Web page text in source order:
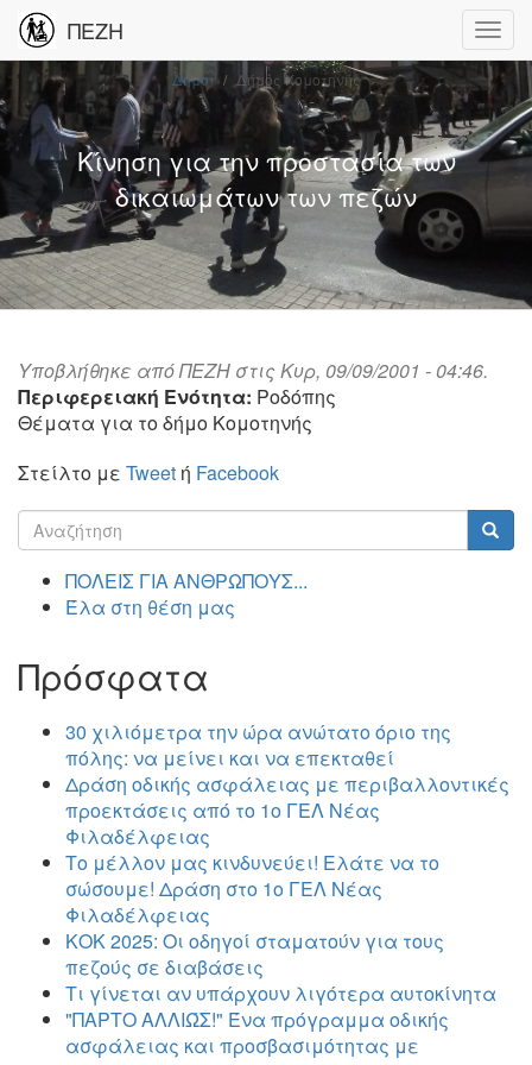
ΠΕΖΗ
Δήμοι Δήμος Κομοτηνής
Κίνηση για την προστασία των
δικαιωμάτων των πεζών
Υποβλήθηκε απόΠΕΖΗ στις Κυρ, 09/09/2001 - 04:46.
Περιφερειακή Ενότητα: Ροδόπης
Θέματα για το δήμο Κομοτηνής
Στείλτο με Tweet ή Facebook
Φόρμα
αναζήτησης
ΠΟΛΕΙΣ ΓΙΑ ΑΝΘΡΩΠΟΥΣ...
Έλα στη θέση μας
Πρόσφατα
30 χιλιόμετρα την ώρα ανώτατο όριο της
πόλης: να μείνει και να επεκταθεί
Δράση οδικής ασφάλειας με περιβαλλοντικές
προεκτάσεις από το 1ο ΓΕΛ Νέας
Φιλαδέλφειας
Το μέλλον μας κινδυνεύει! Ελάτε να το
σώσουμε! Δράση στο 1ο ΓΕΛ Νέας
Φιλαδέλφειας
ΚΟΚ 2025: Οι οδηγοί σταματούν για τους
πεζούς σε διαβάσεις
Τι γίνεται αν υπάρχουν λιγότερα αυτοκίνητα
"ΠΑΡΤΟ ΑΛΛΙΏΣ!" Ένα πρόγραμμα οδικής
ασφάλειας και προσβασιμότητας με